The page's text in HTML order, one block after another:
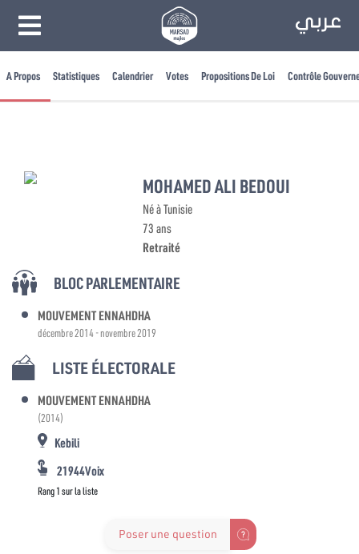
A Propos Statistiques Calendrier Votes Propositions De Loi Contrôle
MOHAMED ALI BEDOUI
Né à Tunisie
73 ans
Retraité
BLOC PARLEMENTAIRE
MOUVEMENT ENNAHDHA
décembre 2014 - novembre 2019
LISTE ÉLECTORALE
MOUVEMENT ENNAHDHA
(2014)
Kebili
21944Voix
Rang 1 sur la liste
Poser une question